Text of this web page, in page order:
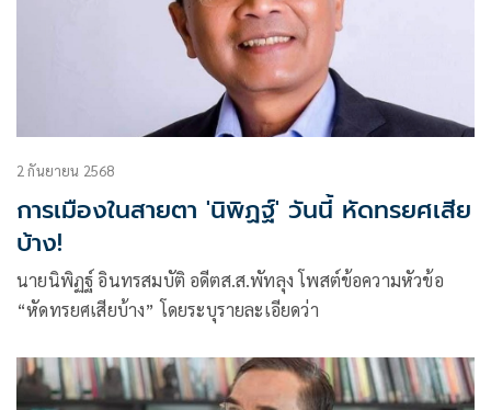
2 กันยายน 2568
การเมืองในสายตา 'นิพิฏฐ์' วันนี้ หัดทรยศเสีย
บ้าง!
นายนิพิฏฐ์ อินทรสมบัติ อดีตส.ส.พัทลุง โพสต์ข้อความหัวข้อ
“หัดทรยศเสียบ้าง” โดยระบุรายละเอียดว่า